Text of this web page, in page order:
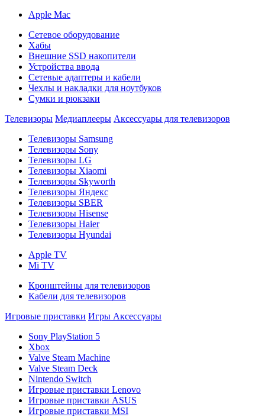
Apple Mac
Сетевое оборудование
Хабы
Внешние SSD накопители
Устройства ввода
Сетевые адаптеры и кабели
Чехлы и накладки для ноутбуков
Сумки и рюкзаки
Телевизоры Медиаплееры Аксессуары для телевизоров
Телевизоры Samsung
Телевизоры Sony
Телевизоры LG
Телевизоры Xiaomi
Телевизоры Skyworth
Телевизоры Яндекс
Телевизоры SBER
Телевизоры Hisense
Телевизоры Haier
Телевизоры Hyundai
Apple TV
Mi TV
Кронштейны для телевизоров
Кабели для телевизоров
Игровые приставки Игры Аксессуары
Sony PlayStation 5
Xbox
Valve Steam Machine
Valve Steam Deck
Nintendo Switch
Игровые приставки Lenovo
Игровые приставки ASUS
Игровые приставки MSI